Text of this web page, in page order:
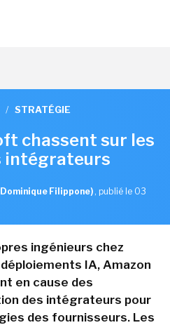
/ STRATÉGIE
chassent sur les
intégrateurs
Filippone) , publié le 03
ingénieurs chez
IA, Amazon
en cause des
des intégrateurs pour
des fournisseurs. Les